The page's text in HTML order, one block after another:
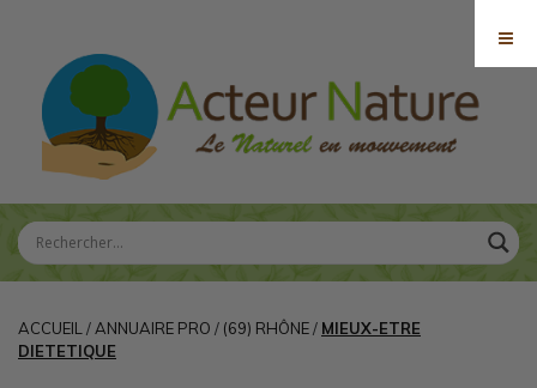
ACCUEIL / ANNUAIRE PRO / (69) RHÔNE/ MIEUX-ETRE
DIETETIQUE